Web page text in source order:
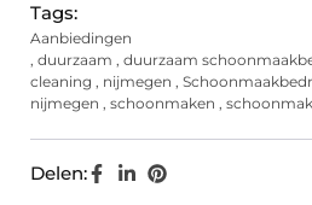
Tags:
Aanbiedingen
, duurzaam , duurzaam
cleaning , nijmegen ,
nijmegen , schoonmaken ,
Delen: